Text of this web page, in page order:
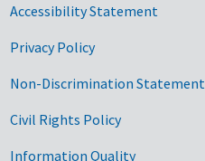
Accessibility Statement
Privacy Policy
Non-Discrimination Statement
Civil Rights Policy
Information Quality